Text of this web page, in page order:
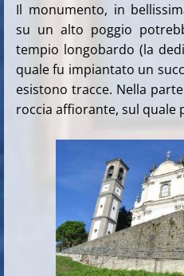
Il monumento, in
su un alto poggio
tempio longobardo (la
quale fu impiantato un
esistono tracce. Nella
roccia affiorante, sul quale